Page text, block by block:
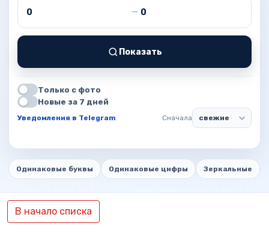
Цена от — Цена до
Показать
Только с фото
Новые за 7 дней
Уведомления в Telegram Сначала
Одинаковые буквы Одинаковые цифры Зеркальные
В начало списка